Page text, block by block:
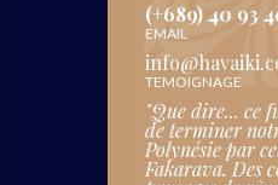
(+689) 40 93
EMAIL
TEMOIGNAGE
"Que dire... ce
de terminer
Polynésie par
Fakarava. Des